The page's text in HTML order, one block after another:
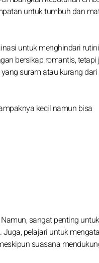
untuk tumbuh dan
untuk menghindari
bersikap romantis,
suram atau kurang
kecil namun bisa
sangat penting
pelajari untuk
suasana